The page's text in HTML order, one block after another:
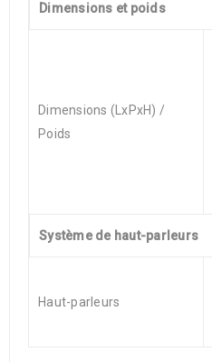
Dimensions et poids
Dimensions (LxPxH) /
Poids
Système de haut-parleurs
Haut-parleurs